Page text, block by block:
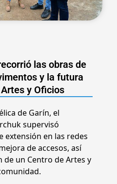
las obras de
y la futura
y Oficios
de Garín, el
supervisó
extensión en las redes
de accesos, así
un Centro de Artes y